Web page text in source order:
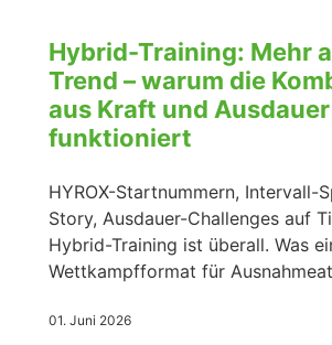
Hybrid-Training: Mehr
Trend – warum die
aus Kraft und
funktioniert
HYROX-Startnummern, Intervall-
Story, Ausdauer-Challenges auf
Hybrid-Training ist überall. Was
Wettkampfformat für
01. Juni 2026